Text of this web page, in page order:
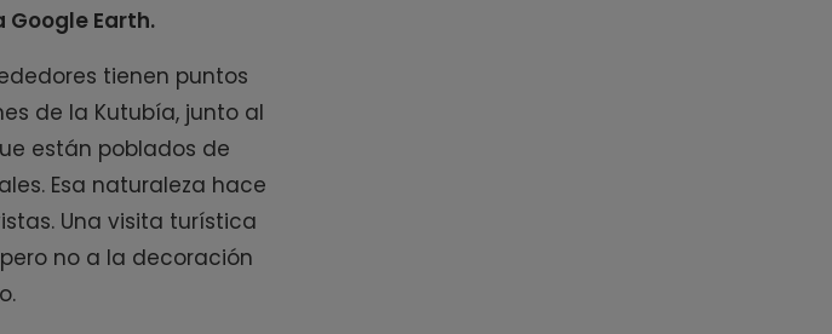
Earth.
tienen puntos
de la Kutubía, junto al
están poblados de
Esa naturaleza hace
Una visita turística
no a la decoración